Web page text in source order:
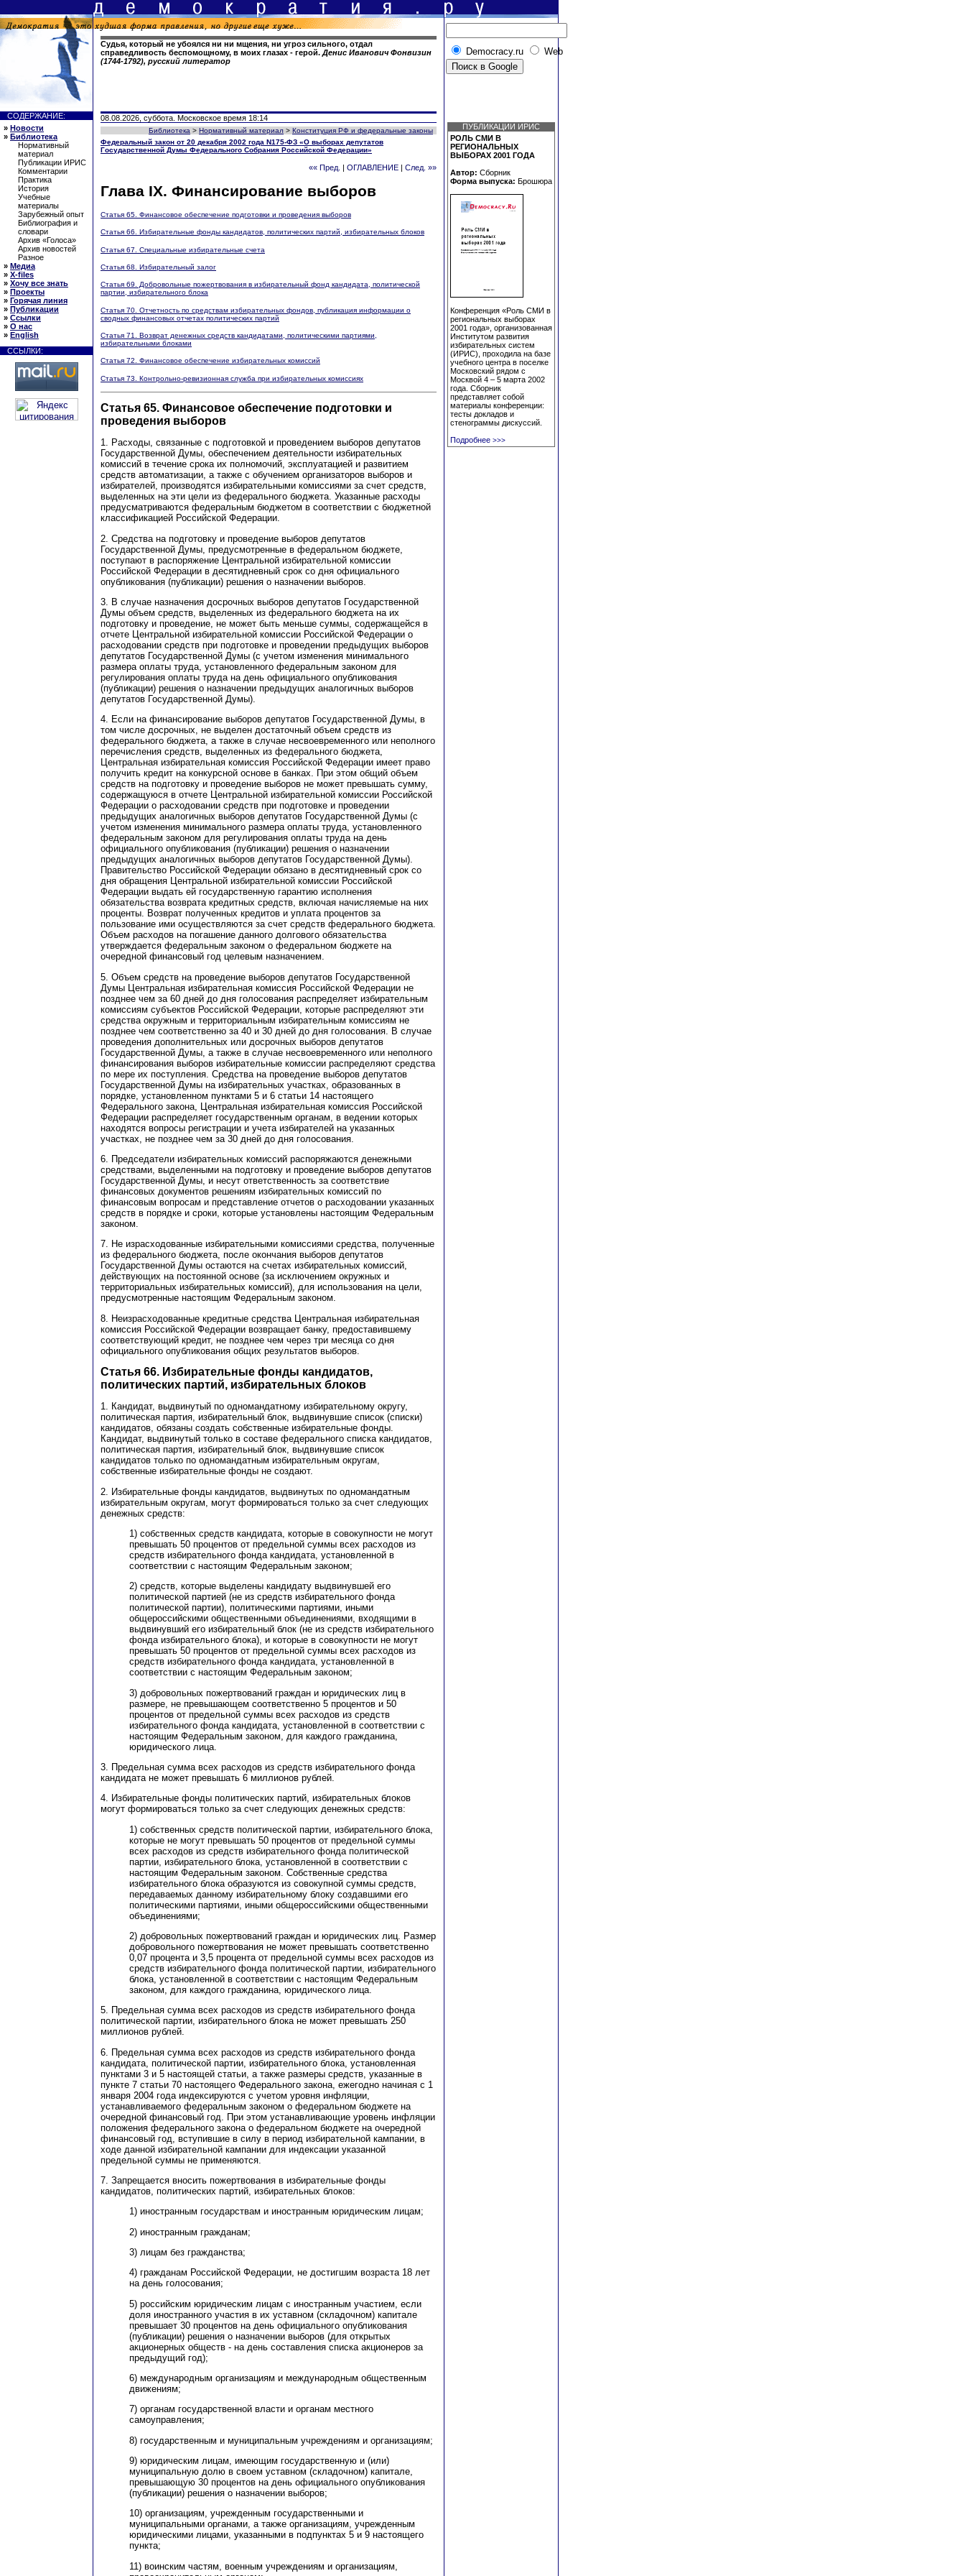
Судья, который не убоялся ни ни мщения, ни угроз сильного, отдал
справедливость беспомощному, в моих глазах - герой. Денис Иванович Фонвизин
(1744-1792), русский литератор
Democracy.ru Web
СОДЕРЖАНИЕ:
» Новости
» Библиотека
Нормативный
материал
Публикации ИРИС
Комментарии
Практика
История
Учебные
материалы
Зарубежный опыт
Библиография и
словари
Архив «Голоса»
Архив новостей
Разное
» Медиа
» X-files
» Хочу все знать
» Проекты
» Горячая линия
» Публикации
» Ссылки
» О нас
» English
ССЫЛКИ:
08.08.2026, суббота. Московское время 18:14
Библиотека > Нормативный материал > Конституция РФ и федеральные законы
Федеральный закон от 20 декабря 2002 года N175-ФЗ «О выборах депутатов
Государственной Думы Федерального Собрания Российской Федерации»
«« Пред. ОГЛАВЛЕНИЕ След. »»
Глава IX. Финансирование выборов
Статья 65. Финансовое обеспечение подготовки и проведения выборов
Статья 66. Избирательные фонды кандидатов, политических партий, избирательных блоков
Статья 67. Специальные избирательные счета
Статья 68. Избирательный залог
Статья 69. Добровольные пожертвования в избирательный фонд кандидата, политической
партии, избирательного блока
Статья 70. Отчетность по средствам избирательных фондов, публикация информации о
сводных финансовых отчетах политических партий
Статья 71. Возврат денежных средств кандидатами, политическими партиями,
избирательными блоками
Статья 72. Финансовое обеспечение избирательных комиссий
Статья 73. Контрольно-ревизионная служба при избирательных комиссиях
Статья 65. Финансовое обеспечение подготовки и
проведения выборов
1. Расходы, связанные с подготовкой и проведением выборов депутатов
Государственной Думы, обеспечением деятельности избирательных
комиссий в течение срока их полномочий, эксплуатацией и развитием
средств автоматизации, а также с обучением организаторов выборов и
избирателей, производятся избирательными комиссиями за счет средств,
выделенных на эти цели из федерального бюджета. Указанные расходы
предусматриваются федеральным бюджетом в соответствии с бюджетной
классификацией Российской Федерации.
2. Средства на подготовку и проведение выборов депутатов
Государственной Думы, предусмотренные в федеральном бюджете,
поступают в распоряжение Центральной избирательной комиссии
Российской Федерации в десятидневный срок со дня официального
опубликования (публикации) решения о назначении выборов.
3. В случае назначения досрочных выборов депутатов Государственной
Думы объем средств, выделенных из федерального бюджета на их
подготовку и проведение, не может быть меньше суммы, содержащейся в
отчете Центральной избирательной комиссии Российской Федерации о
расходовании средств при подготовке и проведении предыдущих выборов
депутатов Государственной Думы (с учетом изменения минимального
размера оплаты труда, установленного федеральным законом для
регулирования оплаты труда на день официального опубликования
(публикации) решения о назначении предыдущих аналогичных выборов
депутатов Государственной Думы).
4. Если на финансирование выборов депутатов Государственной Думы, в
том числе досрочных, не выделен достаточный объем средств из
федерального бюджета, а также в случае несвоевременного или неполного
перечисления средств, выделенных из федерального бюджета,
Центральная избирательная комиссия Российской Федерации имеет право
получить кредит на конкурсной основе в банках. При этом общий объем
средств на подготовку и проведение выборов не может превышать сумму,
содержащуюся в отчете Центральной избирательной комиссии Российской
Федерации о расходовании средств при подготовке и проведении
предыдущих аналогичных выборов депутатов Государственной Думы (с
учетом изменения минимального размера оплаты труда, установленного
федеральным законом для регулирования оплаты труда на день
официального опубликования (публикации) решения о назначении
предыдущих аналогичных выборов депутатов Государственной Думы).
Правительство Российской Федерации обязано в десятидневный срок со
дня обращения Центральной избирательной комиссии Российской
Федерации выдать ей государственную гарантию исполнения
обязательства возврата кредитных средств, включая начисляемые на них
проценты. Возврат полученных кредитов и уплата процентов за
пользование ими осуществляются за счет средств федерального бюджета.
Объем расходов на погашение данного долгового обязательства
утверждается федеральным законом о федеральном бюджете на
очередной финансовый год целевым назначением.
5. Объем средств на проведение выборов депутатов Государственной
Думы Центральная избирательная комиссия Российской Федерации не
позднее чем за 60 дней до дня голосования распределяет избирательным
комиссиям субъектов Российской Федерации, которые распределяют эти
средства окружным и территориальным избирательным комиссиям не
позднее чем соответственно за 40 и 30 дней до дня голосования. В случае
проведения дополнительных или досрочных выборов депутатов
Государственной Думы, а также в случае несвоевременного или неполного
финансирования выборов избирательные комиссии распределяют средства
по мере их поступления. Средства на проведение выборов депутатов
Государственной Думы на избирательных участках, образованных в
порядке, установленном пунктами 5 и 6 статьи 14 настоящего
Федерального закона, Центральная избирательная комиссия Российской
Федерации распределяет государственным органам, в ведении которых
находятся вопросы регистрации и учета избирателей на указанных
участках, не позднее чем за 30 дней до дня голосования.
6. Председатели избирательных комиссий распоряжаются денежными
средствами, выделенными на подготовку и проведение выборов депутатов
Государственной Думы, и несут ответственность за соответствие
финансовых документов решениям избирательных комиссий по
финансовым вопросам и представление отчетов о расходовании указанных
средств в порядке и сроки, которые установлены настоящим Федеральным
законом.
7. Не израсходованные избирательными комиссиями средства, полученные
из федерального бюджета, после окончания выборов депутатов
Государственной Думы остаются на счетах избирательных комиссий,
действующих на постоянной основе (за исключением окружных и
территориальных избирательных комиссий), для использования на цели,
предусмотренные настоящим Федеральным законом.
8. Неизрасходованные кредитные средства Центральная избирательная
комиссия Российской Федерации возвращает банку, предоставившему
соответствующий кредит, не позднее чем через три месяца со дня
официального опубликования общих результатов выборов.
Статья 66. Избирательные фонды кандидатов,
политических партий, избирательных блоков
1. Кандидат, выдвинутый по одномандатному избирательному округу,
политическая партия, избирательный блок, выдвинувшие список (списки)
кандидатов, обязаны создать собственные избирательные фонды.
Кандидат, выдвинутый только в составе федерального списка кандидатов,
политическая партия, избирательный блок, выдвинувшие список
кандидатов только по одномандатным избирательным округам,
собственные избирательные фонды не создают.
2. Избирательные фонды кандидатов, выдвинутых по одномандатным
избирательным округам, могут формироваться только за счет следующих
денежных средств:
1) собственных средств кандидата, которые в совокупности не могут
превышать 50 процентов от предельной суммы всех расходов из
средств избирательного фонда кандидата, установленной в
соответствии с настоящим Федеральным законом;
2) средств, которые выделены кандидату выдвинувшей его
политической партией (не из средств избирательного фонда
политической партии), политическими партиями, иными
общероссийскими общественными объединениями, входящими в
выдвинувший его избирательный блок (не из средств избирательного
фонда избирательного блока), и которые в совокупности не могут
превышать 50 процентов от предельной суммы всех расходов из
средств избирательного фонда кандидата, установленной в
соответствии с настоящим Федеральным законом;
3) добровольных пожертвований граждан и юридических лиц в
размере, не превышающем соответственно 5 процентов и 50
процентов от предельной суммы всех расходов из средств
избирательного фонда кандидата, установленной в соответствии с
настоящим Федеральным законом, для каждого гражданина,
юридического лица.
3. Предельная сумма всех расходов из средств избирательного фонда
кандидата не может превышать 6 миллионов рублей.
4. Избирательные фонды политических партий, избирательных блоков
могут формироваться только за счет следующих денежных средств:
1) собственных средств политической партии, избирательного блока,
которые не могут превышать 50 процентов от предельной суммы
всех расходов из средств избирательного фонда политической
партии, избирательного блока, установленной в соответствии с
настоящим Федеральным законом. Собственные средства
избирательного блока образуются из совокупной суммы средств,
передаваемых данному избирательному блоку создавшими его
политическими партиями, иными общероссийскими общественными
объединениями;
2) добровольных пожертвований граждан и юридических лиц. Размер
добровольного пожертвования не может превышать соответственно
0,07 процента и 3,5 процента от предельной суммы всех расходов из
средств избирательного фонда политической партии, избирательного
блока, установленной в соответствии с настоящим Федеральным
законом, для каждого гражданина, юридического лица.
5. Предельная сумма всех расходов из средств избирательного фонда
политической партии, избирательного блока не может превышать 250
миллионов рублей.
6. Предельная сумма всех расходов из средств избирательного фонда
кандидата, политической партии, избирательного блока, установленная
пунктами 3 и 5 настоящей статьи, а также размеры средств, указанные в
пункте 7 статьи 70 настоящего Федерального закона, ежегодно начиная с 1
января 2004 года индексируются с учетом уровня инфляции,
устанавливаемого федеральным законом о федеральном бюджете на
очередной финансовый год. При этом устанавливающие уровень инфляции
положения федерального закона о федеральном бюджете на очередной
финансовый год, вступившие в силу в период избирательной кампании, в
ходе данной избирательной кампании для индексации указанной
предельной суммы не применяются.
7. Запрещается вносить пожертвования в избирательные фонды
кандидатов, политических партий, избирательных блоков:
1) иностранным государствам и иностранным юридическим лицам;
2) иностранным гражданам;
3) лицам без гражданства;
4) гражданам Российской Федерации, не достигшим возраста 18 лет
на день голосования;
5) российским юридическим лицам с иностранным участием, если
доля иностранного участия в их уставном (складочном) капитале
превышает 30 процентов на день официального опубликования
(публикации) решения о назначении выборов (для открытых
акционерных обществ - на день составления списка акционеров за
предыдущий год);
6) международным организациям и международным общественным
движениям;
7) органам государственной власти и органам местного
самоуправления;
8) государственным и муниципальным учреждениям и организациям;
9) юридическим лицам, имеющим государственную и (или)
муниципальную долю в своем уставном (складочном) капитале,
превышающую 30 процентов на день официального опубликования
(публикации) решения о назначении выборов;
10) организациям, учрежденным государственными и
муниципальными органами, а также организациям, учрежденным
юридическими лицами, указанными в подпунктах 5 и 9 настоящего
пункта;
11) воинским частям, военным учреждениям и организациям,
ПУБЛИКАЦИИ ИРИС
РОЛЬ СМИ В
РЕГИОНАЛЬНЫХ
ВЫБОРАХ 2001 ГОДА
Автор: Сборник
Форма выпуска: Брошюра
Конференция «Роль СМИ в
региональных выборах
2001 года», организованная
Институтом развития
избирательных систем
(ИРИС), проходила на базе
учебного центра в поселке
Московский рядом с
Москвой 4 – 5 марта 2002
года. Сборник
представляет собой
материалы конференции:
тесты докладов и
стенограммы дискуссий.
Подробнее >>>